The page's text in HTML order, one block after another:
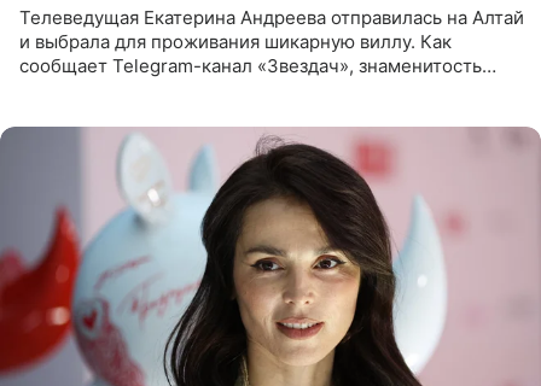
Телеведущая Екатерина Андреева отправилась на Алтай
и выбрала для проживания шикарную виллу. Как
сообщает Telegram-канал «Звездач», знаменитость